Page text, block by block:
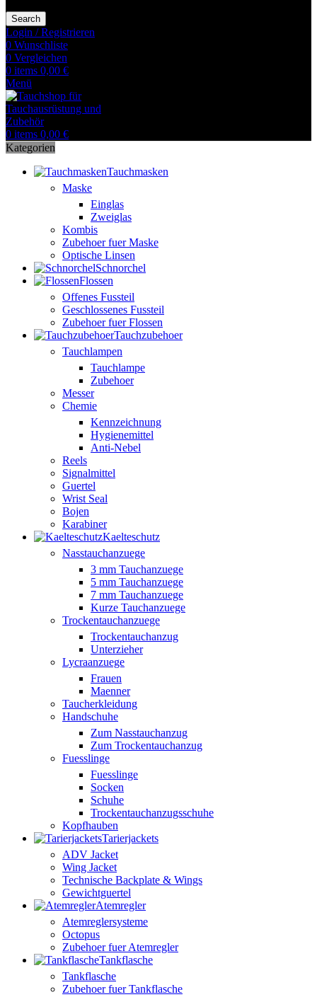
Search
Login / Registrieren
0 Wunschliste
0 Vergleichen
0 items 0,00 €
Menü
0 items 0,00 €
Kategorien
Tauchmasken
Maske
Einglas
Zweiglas
Kombis
Zubehoer fuer Maske
Optische Linsen
Schnorchel
Flossen
Offenes Fussteil
Geschlossenes Fussteil
Zubehoer fuer Flossen
Tauchzubehoer
Tauchlampen
Tauchlampe
Zubehoer
Messer
Chemie
Kennzeichnung
Hygienemittel
Anti-Nebel
Reels
Signalmittel
Guertel
Wrist Seal
Bojen
Karabiner
Kaelteschutz
Nasstauchanzuege
3 mm Tauchanzuege
5 mm Tauchanzuege
7 mm Tauchanzuege
Kurze Tauchanzuege
Trockentauchanzuege
Trockentauchanzug
Unterzieher
Lycraanzuege
Frauen
Maenner
Taucherkleidung
Handschuhe
Zum Nasstauchanzug
Zum Trockentauchanzug
Fuesslinge
Fuesslinge
Socken
Schuhe
Trockentauchanzugsschuhe
Kopfhauben
Tarierjackets
ADV Jacket
Wing Jacket
Technische Backplate & Wings
Gewichtguertel
Atemregler
Atemreglersysteme
Octopus
Zubehoer fuer Atemregler
Tankflasche
Tankflasche
Zubehoer fuer Tankflasche